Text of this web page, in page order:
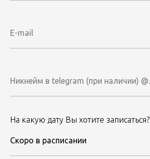
На какую дату Вы хотите записаться?